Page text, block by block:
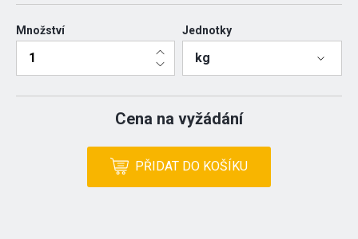
Množství Jednotky
kg
Cena na vyžádání
PŘIDAT DO KOŠÍKU